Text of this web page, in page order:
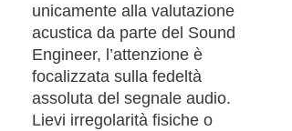
unicamente alla valutazione
acustica da parte del Sound
Engineer, l’attenzione è
focalizzata sulla fedeltà
assoluta del segnale audio.
Lievi irregolarità fisiche o